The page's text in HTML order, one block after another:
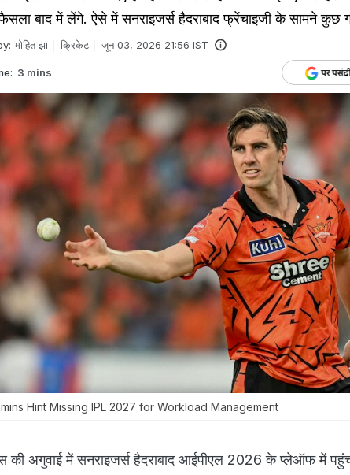
बाद में लेंगे. ऐसे में सनराइजर्स हैदराबाद फ्रेंचाइजी के सामने कुछ
मोहित झा क्रिकेट जून 03, 2026 21:56 IST
3 mins
Hint Missing IPL 2027 for Workload Management
की अगुवाई में सनराइजर्स हैदराबाद आईपीएल 2026 के प्लेऑफ में